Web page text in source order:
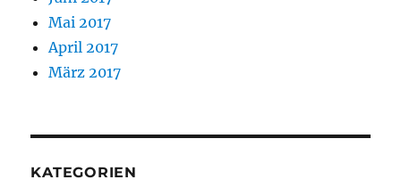
Mai 2017
April 2017
März 2017
KATEGORIEN